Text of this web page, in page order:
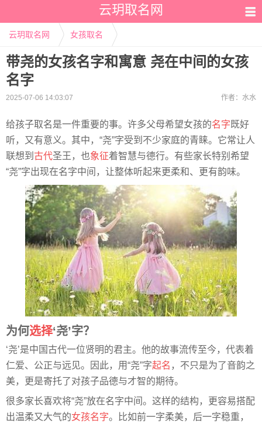
云玥取名网
云玥取名网 女孩取名
带尧的女孩名字和寓意 尧在中间的女孩
名字
2025-07-06 14:03:07 作者： 水水
给孩子取名是一件重要的事。许多父母希望女孩的名字既好
听，又有意义。其中，“尧”字受到不少家庭的青睐。它常让人
联想到 古代圣王，也象征着智慧与德行。有些家长特别希望
“尧”字出现在名字中间，让整体听起来更柔和、更有韵味。
为何选择‘尧’字？
‘尧’是中国古代一位贤明的君主。他的故事流传至今，代表着
仁爱、公正与远见。因此，用“尧”字起名 ，不只是为了音韵之
美，更是寄托了对孩子品德与才智的期待。
很多家长喜欢将“尧”放在名字中间。这样的结构，更容易搭配
出温柔又大气的女孩名字。比如前一字柔美，后一字稳重，